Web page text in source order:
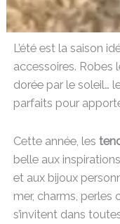
L’été est la saison
accessoires. Robes
dorée par le soleil…
parfaits pour
Cette année, les
belle aux
et aux bijoux
mer, charms,
s’invitent dans